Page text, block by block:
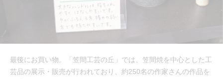
最後にお買い物。「笠間工芸の丘」では、笠間焼を中心とした工
芸品の展示・販売が行われており、約250名の作家さんの作品を